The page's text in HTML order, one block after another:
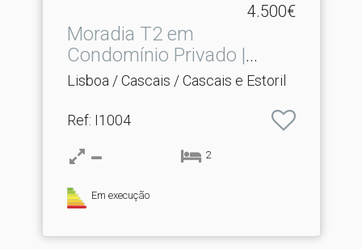
4.500€
Moradia T2 em
Condomínio Privado |
Cascais
Lisboa / Cascais / Cascais e Estoril
Ref: I1004
2
Em execução